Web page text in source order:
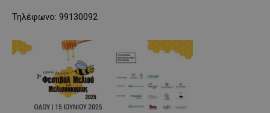
Τηλέφωνο: 99130092